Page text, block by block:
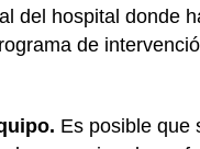
del hospital donde
de
Es posible que